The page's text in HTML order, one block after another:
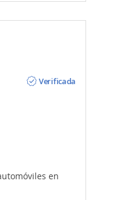
Verificada
en